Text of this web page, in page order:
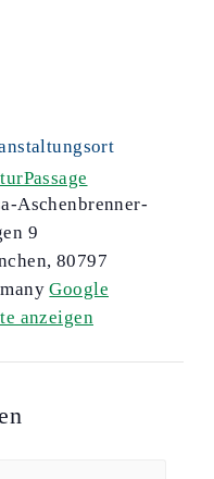
Aschenbrenner-
9
, 80797
Google
anzeigen